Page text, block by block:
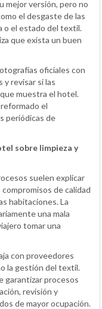
mejor versión, pero no
el desgaste de las
o el estado del textil.
que exista un buen
oficiales con
y revisar si las
muestra el hotel.
el
periódicas de
sobre limpieza y
suelen explicar
de calidad
habitaciones. La
una mala
tomar una
con proveedores
la gestión del textil.
garantizar procesos
revisión y
de mayor ocupación.